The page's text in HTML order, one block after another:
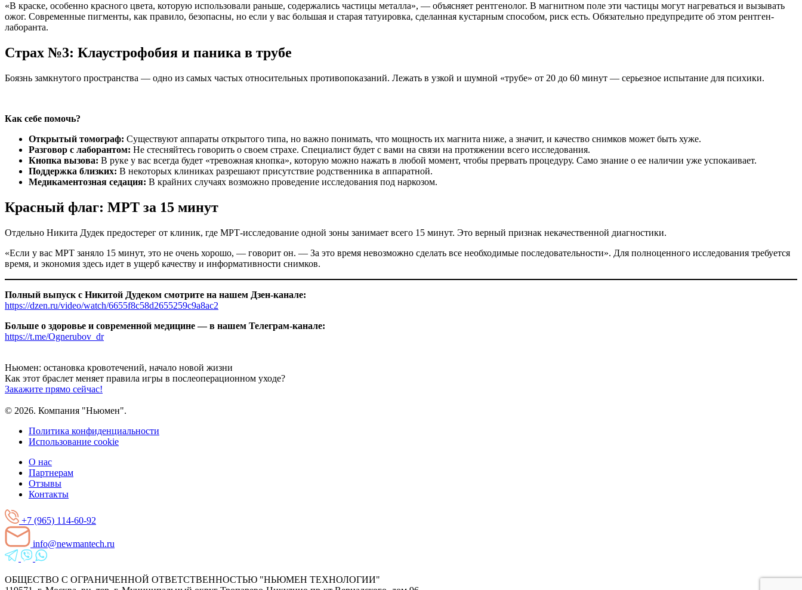
«В краске, особенно красного цвета, которую использовали раньше, содержались частицы металла», — объясняет рентгенолог. В магнитном поле эти частицы могут нагреваться и вызывать
ожог. Современные пигменты, как правило, безопасны, но если у вас большая и старая татуировка, сделанная кустарным способом, риск есть. Обязательно предупредите об этом рентген-
лаборанта.
Страх №3: Клаустрофобия и паника в трубе
Боязнь замкнутого пространства — одно из самых частых относительных противопоказаний. Лежать в узкой и шумной «трубе» от 20 до 60 минут — серьезное испытание для психики.
Как себе помочь?
Открытый томограф: Существуют аппараты открытого типа, но важно понимать, что мощность их магнита ниже, а значит, и качество снимков может быть хуже.
Разговор с лаборантом: Не стесняйтесь говорить о своем страхе. Специалист будет с вами на связи на протяжении всего исследования.
Кнопка вызова: В руке у вас всегда будет «тревожная кнопка», которую можно нажать в любой момент, чтобы прервать процедуру. Само знание о ее наличии уже успокаивает.
Поддержка близких: В некоторых клиниках разрешают присутствие родственника в аппаратной.
Медикаментозная седация: В крайних случаях возможно проведение исследования под наркозом.
Красный флаг: МРТ за 15 минут
Отдельно Никита Дудек предостерег от клиник, где МРТ-исследование одной зоны занимает всего 15 минут. Это верный признак некачественной диагностики.
«Если у вас МРТ заняло 15 минут, это не очень хорошо, — говорит он. — За это время невозможно сделать все необходимые последовательности». Для полноценного исследования требуется
время, и экономия здесь идет в ущерб качеству и информативности снимков.
Полный выпуск с Никитой Дудеком смотрите на нашем Дзен-канале:
https://dzen.ru/video/watch/6655f8c58d2655259c9a8ac2
Больше о здоровье и современной медицине — в нашем Телеграм-канале:
https://t.me/Ognerubov_dr
Ньюмен: остановка кровотечений, начало новой жизни
Как этот браслет меняет правила игры в послеоперационном уходе?
Закажите прямо сейчас!
© 2026. Компания "Ньюмен".
Политика конфиденциальности
Использование cookie
О нас
Партнерам
Отзывы
Контакты
+7 (965) 114-60-92
info@newmantech.ru
ОБЩЕСТВО С ОГРАНИЧЕННОЙ ОТВЕТСТВЕННОСТЬЮ "НЬЮМЕН ТЕХНОЛОГИИ"